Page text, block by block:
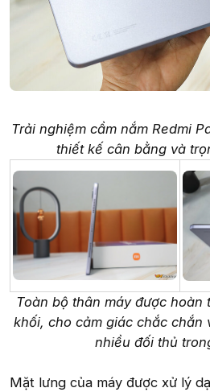
Trải nghiệm cầm nắm Redmi
thiết kế cân bằng và
Toàn bộ thân máy được hoàn
khối, cho cảm giác chắc chắn
nhiều đối thủ
Mặt lưng của máy được xử lý